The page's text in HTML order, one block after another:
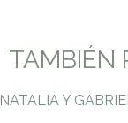
TAMBIÉN